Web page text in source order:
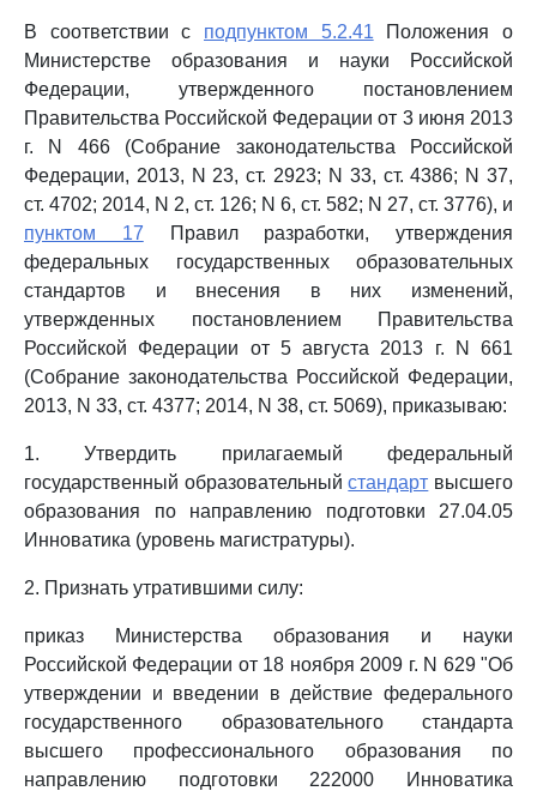
В соответствии с подпунктом 5.2.41 Положения о
Министерстве образования и науки Российской
Федерации, утвержденного постановлением
Правительства Российской Федерации от 3 июня 2013
г. N 466 (Собрание законодательства Российской
Федерации, 2013, N 23, ст. 2923; N 33, ст. 4386; N 37,
ст. 4702; 2014, N 2, ст. 126; N 6, ст. 582; N 27, ст. 3776), и
пунктом 17 Правил разработки, утверждения
федеральных государственных образовательных
стандартов и внесения в них изменений,
утвержденных постановлением Правительства
Российской Федерации от 5 августа 2013 г. N 661
(Собрание законодательства Российской Федерации,
2013, N 33, ст. 4377; 2014, N 38, ст. 5069), приказываю:
1. Утвердить прилагаемый федеральный
государственный образовательныйстандарт высшего
образования по направлению подготовки 27.04.05
Инноватика (уровень магистратуры).
2. Признать утратившими силу:
приказ Министерства образования и науки
Российской Федерации от 18 ноября 2009 г. N 629 "Об
утверждении и введении в действие федерального
государственного образовательного стандарта
высшего профессионального образования по
направлению подготовки 222000 Инноватика